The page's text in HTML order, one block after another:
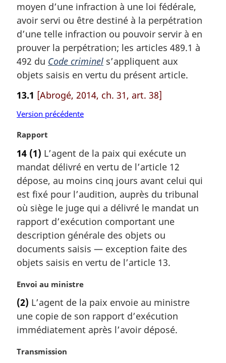
g
i
n
a
l
e
:
moyen d’une infraction à une loi fédérale,
avoir servi ou être destiné à la perpétration
d’une telle infraction ou pouvoir servir à en
prouver la perpétration; les articles 489.1 à
492 du Code criminel s’appliquent aux
objets saisis en vertu du présent article.
13.1 [Abrogé, 2014, ch. 31, art. 38]
Version précédente
N
t
e
m
a
g
i
n
a
e
:
Rapport
14 (1) L’agent de la paix qui exécute un
mandat délivré en vertu de l’article 12
dépose, au moins cinq jours avant celui qui
est fixé pour l’audition, auprès du tribunal
où siège le juge qui a délivré le mandat un
rapport d’exécution comportant une
description générale des objets ou
documents saisis — exception faite des
objets saisis en vertu de l’article 13.
N
t
e
m
r
Envoi au ministre
(2) L’agent de la paix envoie au ministre
une copie de son rapport d’exécution
immédiatement après l’avoir déposé.
N
Transmission